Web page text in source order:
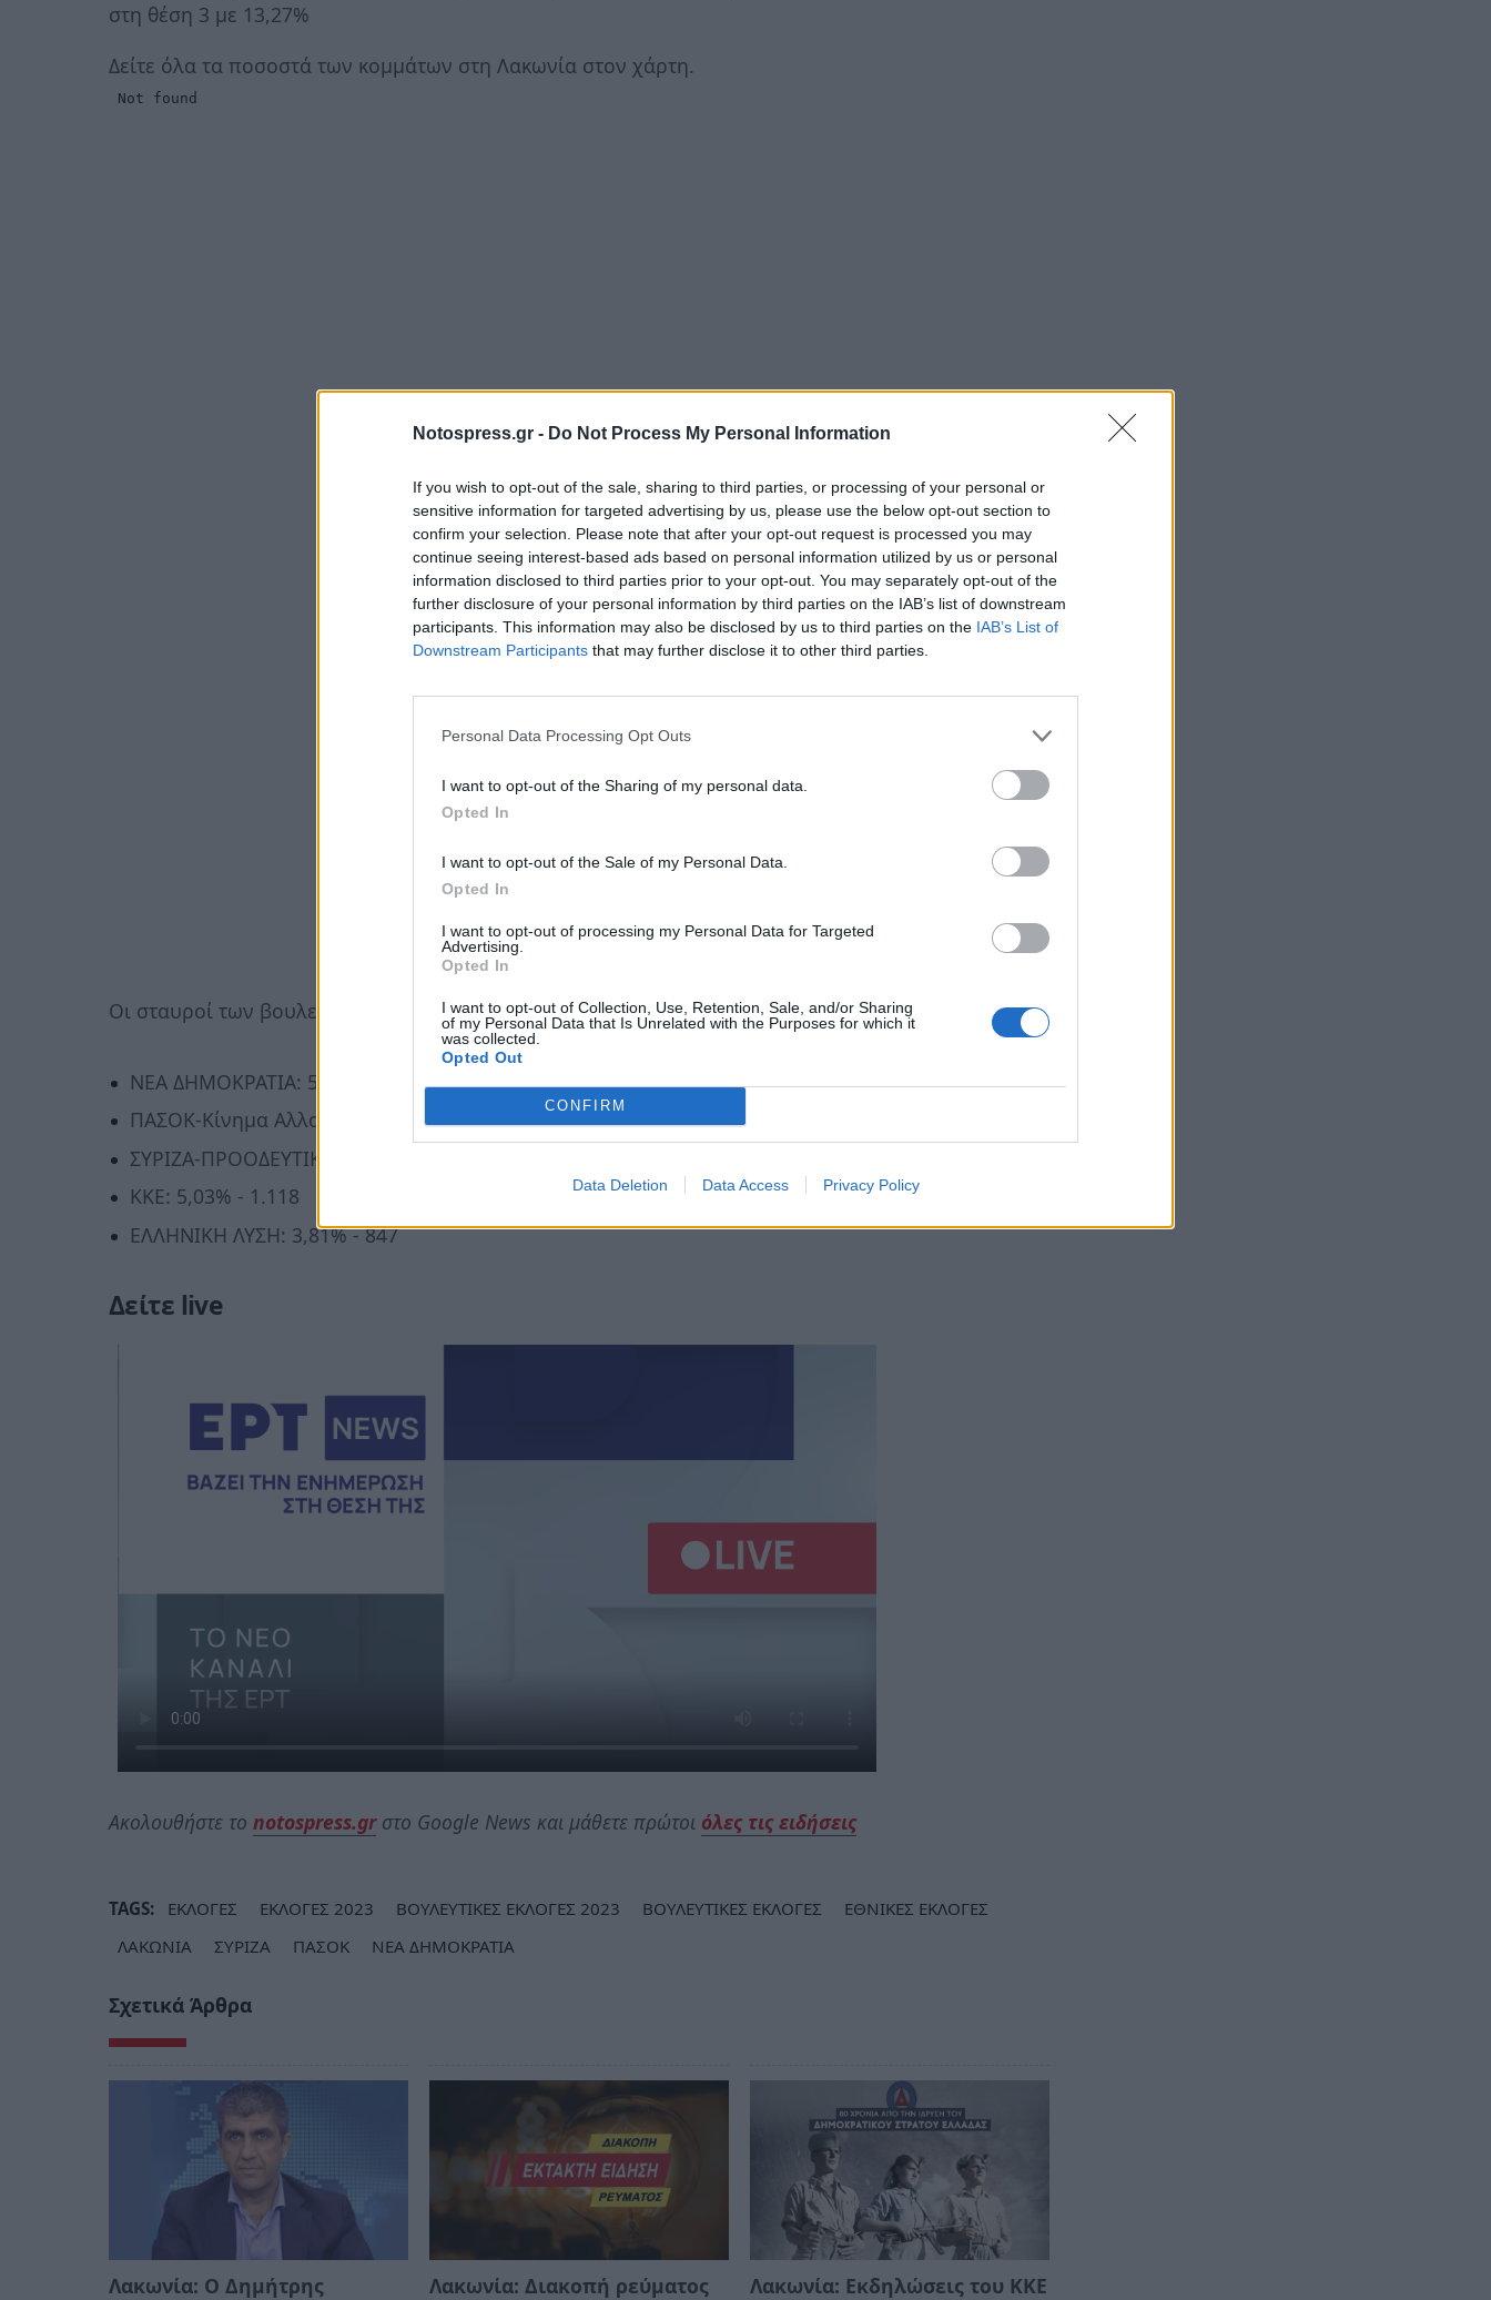
Notospress.gr - Do Not Process My Personal Information
If you wish to opt-out of the sale, sharing to third parties, or processing of your personal or
sensitive information for targeted advertising by us, please use the below opt-out section to
confirm your selection. Please note that after your opt-out request is processed you may
continue seeing interest-based ads based on personal information utilized by us or personal
information disclosed to third parties prior to your opt-out. You may separately opt-out of the
further disclosure of your personal information by third parties on the IAB’s list of downstream
participants. This information may also be disclosed by us to third parties on the IAB’s List of
Downstream Participants that may further disclose it to other third parties.
Personal Data Processing Opt Outs
I want to opt-out of the Sharing of my personal data.
Opted In
I want to opt-out of the Sale of my Personal Data.
Opted In
I want to opt-out of processing my Personal Data for Targeted
Advertising.
Opted In
I want to opt-out of Collection, Use, Retention, Sale, and/or Sharing
of my Personal Data that Is Unrelated with the Purposes for which it
was collected.
Opted Out
CONFIRM
Data Deletion Data Access Privacy Policy
στη θέση 3 με 13,27%
Δείτε όλα τα ποσοστά των κομμάτων στη Λακωνία στον χάρτη.
Οι σταυροί των βουλευτών μετά τις 22:00
ΝΕΑ ΔΗΜΟΚΡΑΤΙΑ: 50,45% - 223 ψήφοι
ΠΑΣΟΚ-Κίνημα Αλλαγής: 15,42% - 3.430
ΣΥΡΙΖΑ-ΠΡΟΟΔΕΥΤΙΚΗ ΣΥΜΜΑΧΙΑ: 13,27% - 2.953
ΚΚΕ: 5,03% - 1.118
ΕΛΛΗΝΙΚΗ ΛΥΣΗ: 3,81% - 847
Δείτε live
Ακολουθήστε το notospress.grστο Google News και μάθετε πρώτοι όλες τις ειδήσεις
TAGS: ΕΚΛΟΓΕΣ ΕΚΛΟΓΕΣ 2023 ΒΟΥΛΕΥΤΙΚΕΣ ΕΚΛΟΓΕΣ 2023 ΒΟΥΛΕΥΤΙΚΕΣ ΕΚΛΟΓΕΣ
ΕΘΝΙΚΕΣ ΕΚΛΟΓΕΣ
ΛΑΚΩΝΙΑ
ΣΥΡΙΖΑ ΠΑΣΟΚ ΝΕΑ ΔΗΜΟΚΡΑΤΙΑ
Σχετικά Άρθρα
Λακωνία: Ο Δημήτρης
Λακωνία: Διακοπή ρεύματος
Λακωνία: Εκδηλώσεις του ΚΚΕ